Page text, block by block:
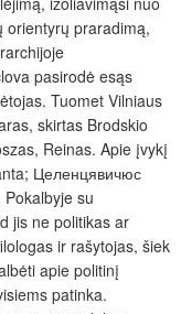
orientyrų praradimą,
pasirodė esąs
Tuomet Vilniaus
skirtas Brodskio
Reinas. Apie įvykį
Целенцявичюс
su
jis ne politikas ar
ir rašytojas, šiek
apie politinį
patinka.